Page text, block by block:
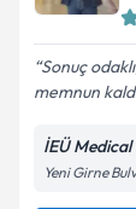
E-
Sonuç
memnun
İEÜ
Yeni Girne